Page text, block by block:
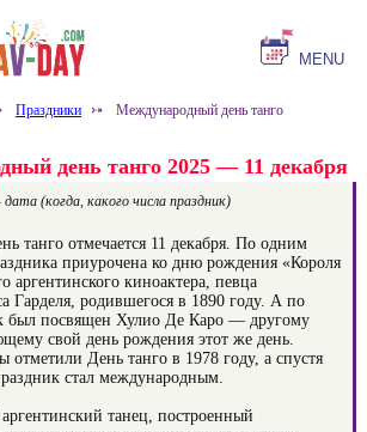
MENU
Праздники ⤐ Международный день танго
день танго 2025 — 11 декабря
(когда, какого числа праздник)
танго отмечается 11 декабря. По одним
приурочена ко дню рождения «Короля
аргентинского киноактера, певца
Гарделя, родившегося в 1890 году. А по
был посвящен Хулио Де Каро — другому
свой день рождения этот же день.
отметили День танго в 1978 году, а спустя
стал международным.
танец, построенный